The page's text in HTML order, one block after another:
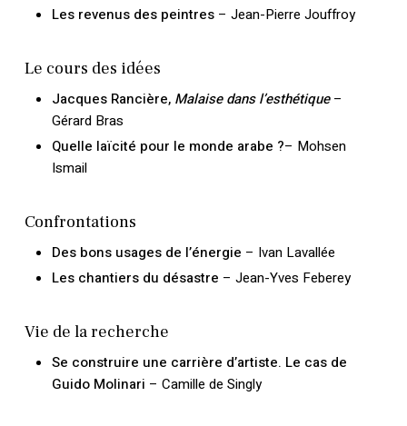
Les revenus des peintres – Jean-Pierre Jouffroy
Le cours des idées
Jacques Rancière, Malaise dans l’esthétique –
Gérard Bras
Quelle laïcité pour le monde arabe ?– Mohsen
Ismail
Confrontations
Des bons usages de l’énergie – Ivan Lavallée
Les chantiers du désastre – Jean-Yves Feberey
Vie de la recherche
Se construire une carrière d’artiste. Le cas de
Guido Molinari – Camille de Singly